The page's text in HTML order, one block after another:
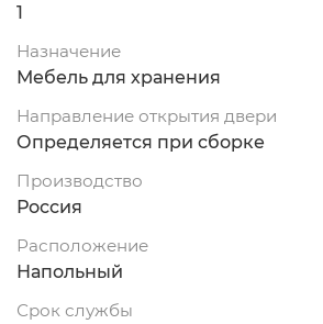
1
Назначение
Мебель для хранения
Направление открытия двери
Определяется при сборке
Производство
Россия
Расположение
Напольный
Срок службы